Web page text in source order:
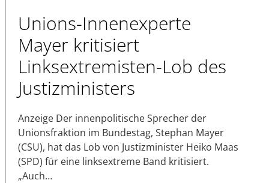
Unions-Innenexperte
Mayer kritisiert
Linksextremisten-Lob des
Justizministers
Anzeige Der innenpolitische Sprecher der
Unionsfraktion im Bundestag, Stephan Mayer
(CSU), hat das Lob von Justizminister Heiko Maas
(SPD) für eine linksextreme Band kritisiert.
„Auch…